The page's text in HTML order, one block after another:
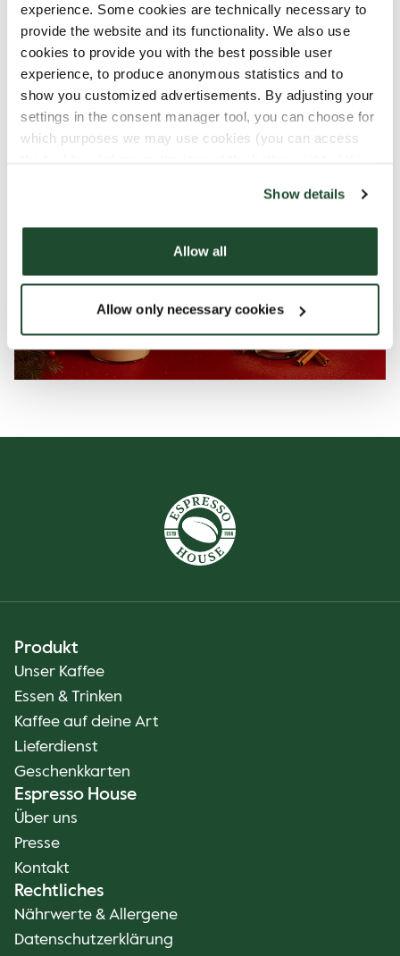
experience. Some cookies are technically necessary to
provide the website and its functionality. We also use
cookies to provide you with the best possible user
experience, to produce anonymous statistics and to
show you customized advertisements. By adjusting your
settings in the consent manager tool, you can choose for
which purposes we may use cookies (you can access
Show details
Allow all
Allow only necessary cookies
Gönn dir den Christmas Latte und den
Christmas Chai Latte – nur für kurze Zeit in
dieser Weihnachtssaison erhältlich.
Produkt
Unser Kaffee
Essen & Trinken
Kaffee auf deine Art
Lieferdienst
Geschenkkarten
Espresso House
Über uns
Presse
Kontakt
Rechtliches
Nährwerte & Allergene
Datenschutzerklärung